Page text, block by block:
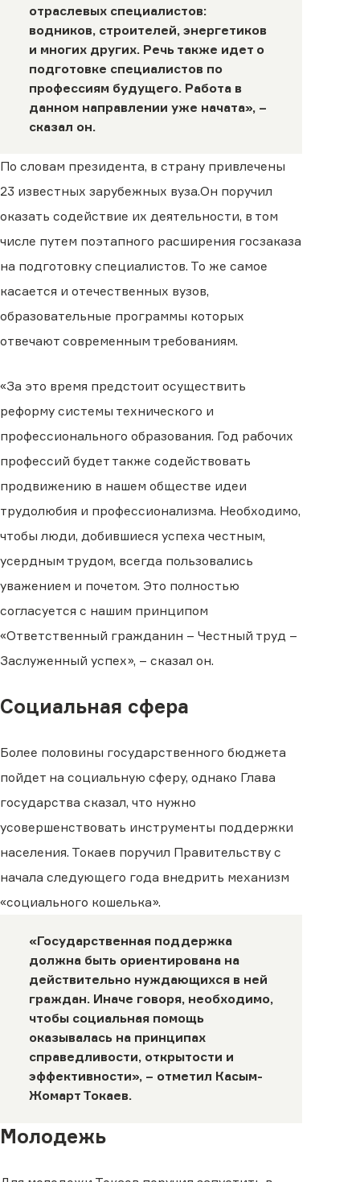
отраслевых специалистов:
водников, строителей, энергетиков
и многих других. Речь также идет о
подготовке специалистов по
профессиям будущего. Работа в
данном направлении уже начата», –
сказал он.
По словам президента, в страну привлечены
23 известных зарубежных вуза.Он поручил
оказать содействие их деятельности, в том
числе путем поэтапного расширения госзаказа
на подготовку специалистов. То же самое
касается и отечественных вузов,
образовательные программы которых
отвечают современным требованиям.
«За это время предстоит осуществить
реформу системы технического и
профессионального образования. Год рабочих
профессий будет также содействовать
продвижению в нашем обществе идеи
трудолюбия и профессионализма. Необходимо,
чтобы люди, добившиеся успеха честным,
усердным трудом, всегда пользовались
уважением и почетом. Это полностью
согласуется с нашим принципом
«Ответственный гражданин – Честный труд –
Заслуженный успех», – сказал он.
Социальная сфера
Более половины государственного бюджета
пойдет на социальную сферу, однако Глава
государства сказал, что нужно
усовершенствовать инструменты поддержки
населения. Токаев поручил Правительству с
начала следующего года внедрить механизм
«социального кошелька».
«Государственная поддержка
должна быть ориентирована на
действительно нуждающихся в ней
граждан. Иначе говоря, необходимо,
чтобы социальная помощь
оказывалась на принципах
справедливости, открытости и
эффективности», – отметил Касым-
Жомарт Токаев.
Молодежь